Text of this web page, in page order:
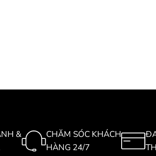
&
CHĂM SÓC KHÁCH
HÀNG 24/7